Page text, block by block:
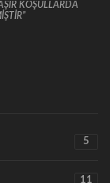
KOŞULLARDA
5
11